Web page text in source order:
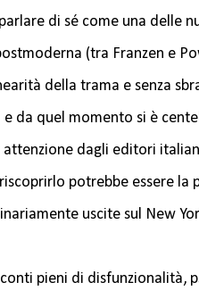
di sé come una delle
(tra Franzen e
della trama e senza
da quel momento si è
dagli editori
potrebbe essere la
uscite sul New
pieni di disfunzionalità,